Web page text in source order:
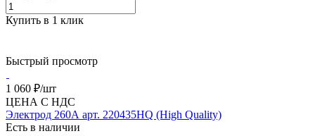
Купить в 1 клик
Быстрый просмотр
1 060 ₽/шт
ЦЕНА С НДС
Электрод 260А арт. 220435HQ (High Quality)
Есть в наличии